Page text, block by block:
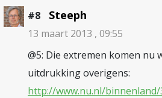
#8 Steeph
13 maart 2013 , 09:55
@5: Die extremen komen nu
uitdrukking overigens:
http://www.nu.nl/